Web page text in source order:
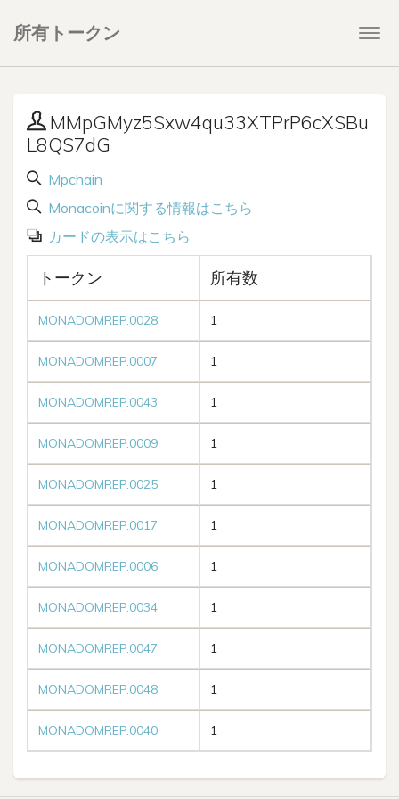
所有トークン
MMpGMyz5Sxw4qu33XTPrP6cXSBu
L8QS7dG
Mpchain
Monacoinに関する情報はこちら
カードの表示はこちら
トークン 所有数
MONADOMREP.0028 1
MONADOMREP.0007 1
MONADOMREP.0043 1
MONADOMREP.0009 1
MONADOMREP.0025 1
MONADOMREP.0017 1
MONADOMREP.0006 1
MONADOMREP.0034 1
MONADOMREP.0047 1
MONADOMREP.0048 1
MONADOMREP.0040 1